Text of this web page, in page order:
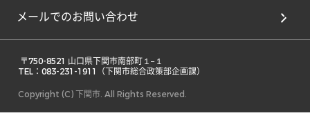
メールでのお問い合わせ
TEL：083-231-1911（下関市総合政策部企画課）
Copyright (C) 下関市. All Rights Reserved.